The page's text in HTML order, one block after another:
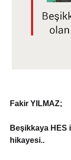
Fakir YILMAZ;
Beşikkaya HES
hikayesi..